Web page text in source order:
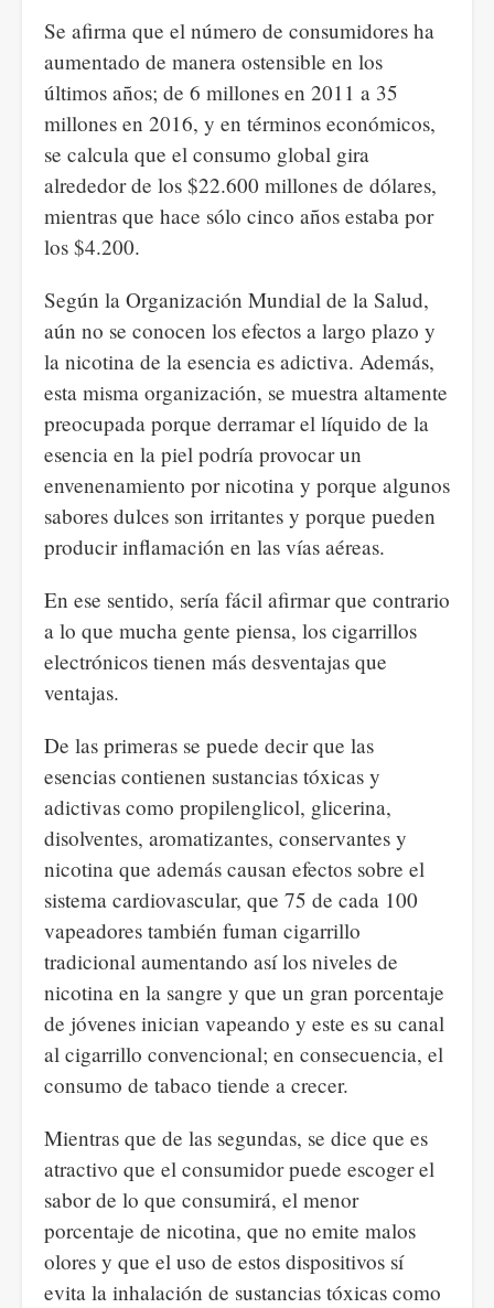
Se afirma que el número de consumidores ha
aumentado de manera ostensible en los
últimos años; de 6 millones en 2011 a 35
millones en 2016, y en términos económicos,
se calcula que el consumo global gira
alrededor de los $22.600 millones de dólares,
mientras que hace sólo cinco años estaba por
los $4.200.
Según la Organización Mundial de la Salud,
aún no se conocen los efectos a largo plazo y
la nicotina de la esencia es adictiva. Además,
esta misma organización, se muestra altamente
preocupada porque derramar el líquido de la
esencia en la piel podría provocar un
envenenamiento por nicotina y porque algunos
sabores dulces son irritantes y porque pueden
producir inflamación en las vías aéreas.
En ese sentido, sería fácil afirmar que contrario
a lo que mucha gente piensa, los cigarrillos
electrónicos tienen más desventajas que
ventajas.
De las primeras se puede decir que las
esencias contienen sustancias tóxicas y
adictivas como propilenglicol, glicerina,
disolventes, aromatizantes, conservantes y
nicotina que además causan efectos sobre el
sistema cardiovascular, que 75 de cada 100
vapeadores también fuman cigarrillo
tradicional aumentando así los niveles de
nicotina en la sangre y que un gran porcentaje
de jóvenes inician vapeando y este es su canal
al cigarrillo convencional; en consecuencia, el
consumo de tabaco tiende a crecer.
Mientras que de las segundas, se dice que es
atractivo que el consumidor puede escoger el
sabor de lo que consumirá, el menor
porcentaje de nicotina, que no emite malos
olores y que el uso de estos dispositivos sí
evita la inhalación de sustancias tóxicas como